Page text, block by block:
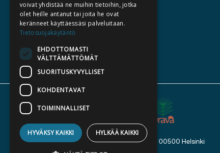
SILTALA.FI
ENNAKKOTILATTAVAT
LAHJAKORTTI
Kustannusosakeyhtiö Siltala, Suvilahdenkatu 7, 00500 Helsinki
© 2026 Siltala
voivat yhdistää ne muihin tietoihin, jotka
olet heille antanut tai joita he ovat
keränneet käyttäessäsi palveluitaan.
Tietosuojakäytäntö
EHDOTTOMASTI
VÄLTTÄMÄTTÖMÄT
SUORITUSKYVYLLISET
KOHDENTAVAT
TOIMINNALLISET
HYVÄKSY KAIKKI HYLKÄÄ KAIKKI